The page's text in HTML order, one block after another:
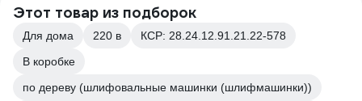
Этот товар из подборок
Для дома 220 в
КСР: 28.24.12.91.21.22-578
В коробке
по дереву (шлифовальные машинки (шлифмашинки))